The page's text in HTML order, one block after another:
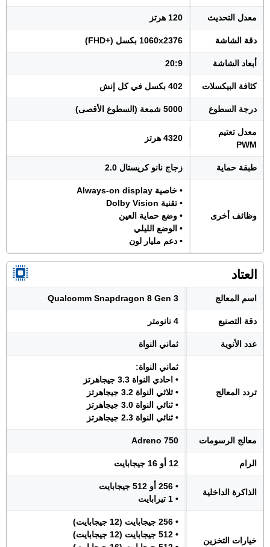
معدل التحديث 120 هرتز
دقة الشاشة 1060x2376 بكسل (+FHD)
أبعاد الشاشة 20:9
كثافة البيكسلات 402 بكسل في كل إنش
درجة السطوع 5000 شمعة (السطوع الأقصى)
معدل تعتيم
PWM
4320 هرتز
طبقة حماية زجاج نانو كريستال 2.0
وظائف أخرى
• خاصية Always-on display
• تقنية Dolby Vision
• وضع حماية العين
• الوضع الليلي
• دعم مليار لون
العتاد
اسم المعالج Qualcomm Snapdragon 8 Gen 3
دقة التصنيع 4 نانومتر
عدد الأنوية ثماني النواة
تردد المعالج
ثماني النواة:
• احادي النواة 3.3 جيجاهرتز
• ثلاثي النواة 3.2 جيجاهرتز
• ثنائي النواة 3.0 جيجاهرتز
• ثنائي النواة 2.3 جيجاهرتز
معالج الرسومات Adreno 750
الرام 12 أو 16 جيجابايت
الذاكرة الداخلية
• 256 أو 512 جيجابايت
• 1 تيرابايت
خيارات التخزين
• 256 جيجابايت (12 جيجابايت)
• 512 جيجابايت (12 جيجابايت)